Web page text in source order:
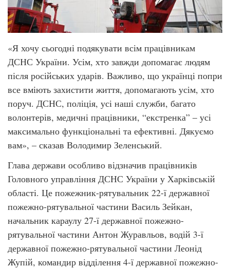
«Я хочу сьогодні подякувати всім працівникам
ДСНС України. Усім, хто завжди допомагає людям
після російських ударів. Важливо, що українці попри
все вміють захистити життя, допомагають усім, хто
поруч. ДСНС, поліція, усі наші служби, багато
волонтерів, медичні працівники, “екстренка” – усі
максимально функціональні та ефективні. Дякуємо
вам», – сказав Володимир Зеленський.
Глава держави особливо відзначив працівників
Головного управління ДСНС України у Харківській
області. Це пожежник-рятувальник 22-ї державної
пожежно-рятувальної частини Василь Зейкан,
начальник караулу 27-ї державної пожежно-
рятувальної частини Антон Журавльов, водій 3-ї
державної пожежно-рятувальної частини Леонід
Жупій, командир відділення 4-ї державної пожежно-